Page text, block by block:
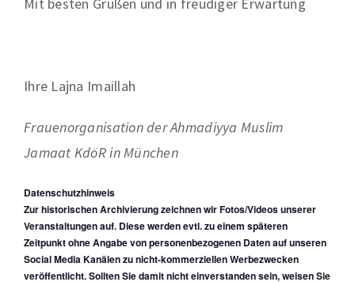
Ihre Lajna Imaillah
Frauenorganisation der Ahmadiyya Muslim
Jamaat KdöR in München
Datenschutzhinweis
Zur historischen Archivierung zeichnen wir Fotos/Videos unserer
Veranstaltungen auf. Diese werden evtl. zu einem späteren
Zeitpunkt ohne Angabe von personenbezogenen Daten auf unseren
Social Media Kanälen zu nicht-kommerziellen Werbezwecken
veröffentlicht. Sollten Sie damit nicht einverstanden sein, weisen Sie